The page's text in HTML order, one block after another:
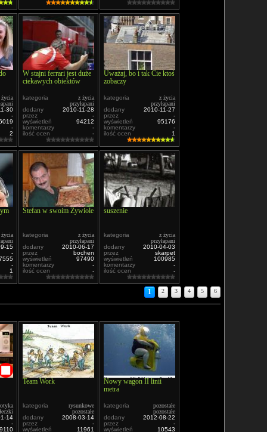
życia
30
-
-
2
W stajni ferrari jest duże
ciekawych obiektów
kategoria
z życia
przyłapani
dodany
2010-11-28
przez
-
wyświetleń
94212
komentarzy
-
ilość ocen
-
Uważaj, bo i tak Cie ktoś
zobaczy
kategoria
z życia
przyłapani
dodany
2010-11-27
przez
-
wyświetleń
95176
komentarzy
-
ilość ocen
1
życia
15
-
-
1
Stefan w swoim Żywiole
kategoria
z życia
przyłapani
dodany
2010-06-17
przez
bochen
wyświetleń
97490
komentarzy
-
ilość ocen
-
suszenie
kategoria
z życia
przyłapani
dodany
2010-04-03
przez
skarpet
wyświetleń
100985
komentarzy
-
ilość ocen
-
1 2 3 4 5 6
14
-
9110
Team Work
kategoria
rysunkowe
pozostałe
dodany
2008-03-14
przez
-
wyświetleń
11961
Nowy wagon II linii
metra
kategoria
pozostałe
pozostałe
dodany
2012-08-22
przez
-
wyświetleń
10543